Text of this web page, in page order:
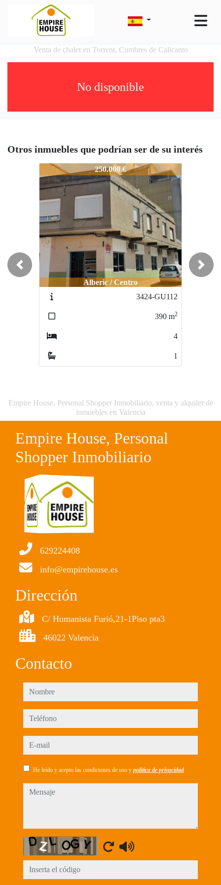
Venta de chalet en Torrent, Cumbres de Calicanto
No disponible
Otros inmuebles que podrían ser de su interés
6279-GU529 250.000 €
Alberic / Centro
3424-GU112
390 m2
4
1
Previous Next
Empire House, Personal Shopper Inmobiliario, venta y alquiler de
inmuebles en Valencia
Empire House, Personal
Shopper Inmobiliario
629224408
info@empirehouse.es
Dirección
C/ Humanista Furió,21-1Piso pta3
46022 Valencia
Contacto
nombre
teléfono
e-mail
He leído y acepto las condiciones de uso y política de privacidad
mensaje
Captcha